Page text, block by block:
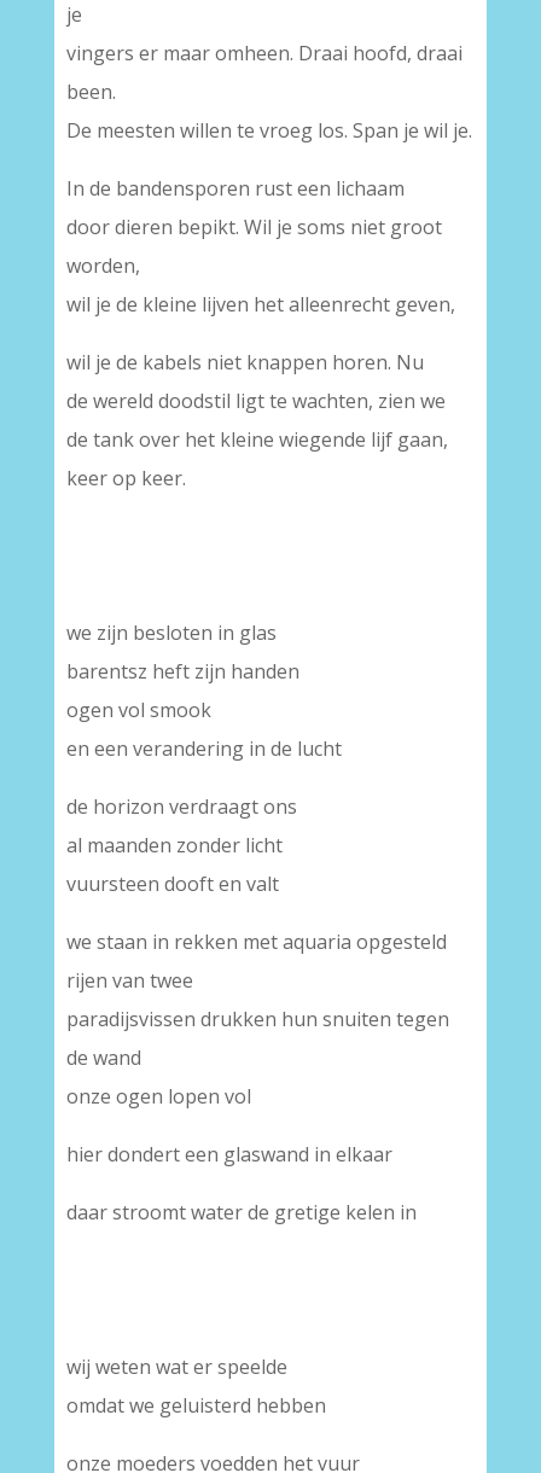
je
vingers er maar omheen. Draai hoofd, draai
been.
De meesten willen te vroeg los. Span je wil je.
In de bandensporen rust een lichaam
door dieren bepikt. Wil je soms niet groot
worden,
wil je de kleine lijven het alleenrecht geven,
wil je de kabels niet knappen horen. Nu
de wereld doodstil ligt te wachten, zien we
de tank over het kleine wiegende lijf gaan,
keer op keer.
we zijn besloten in glas
barentsz heft zijn handen
ogen vol smook
en een verandering in de lucht
de horizon verdraagt ons
al maanden zonder licht
vuursteen dooft en valt
we staan in rekken met aquaria opgesteld
rijen van twee
paradijsvissen drukken hun snuiten tegen
de wand
onze ogen lopen vol
hier dondert een glaswand in elkaar
daar stroomt water de gretige kelen in
wij weten wat er speelde
omdat we geluisterd hebben
onze moeders voedden het vuur